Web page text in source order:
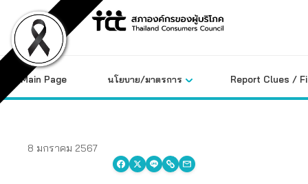
content
Main Page นโยบาย/มาตรการ Report Clues /
8 มกราคม 2567